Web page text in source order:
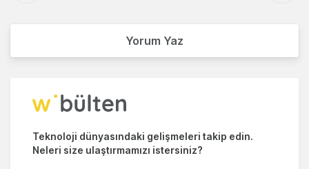
Yorum Yaz
Teknoloji dünyasındaki gelişmeleri takip edin.
Neleri size ulaştırmamızı istersiniz?